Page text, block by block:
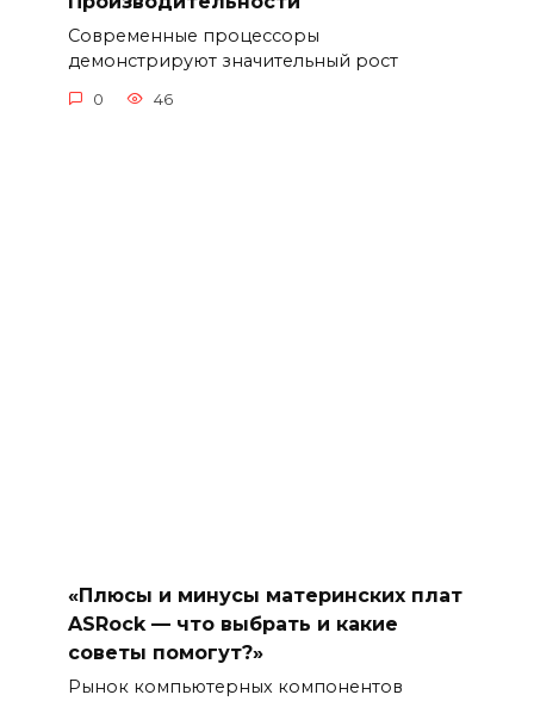
Современные процессоры
демонстрируют значительный рост
0 46
«Плюсы и минусы материнских плат
ASRock — что выбрать и какие
советы помогут?»
Рынок компьютерных компонентов